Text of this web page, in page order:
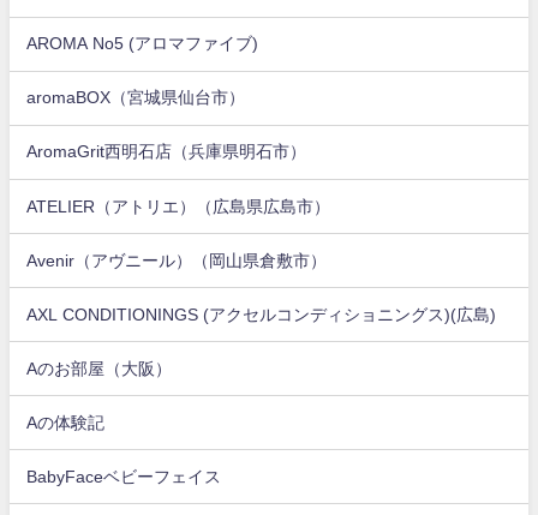
AROMA No5 (アロマファイブ)
aromaBOX（宮城県仙台市）
AromaGrit西明石店（兵庫県明石市）
ATELIER（アトリエ）（広島県広島市）
Avenir（アヴニール）（岡山県倉敷市）
AXL CONDITIONINGS (アクセルコンディショニングス)(広島)
Aのお部屋（大阪）
Aの体験記
BabyFaceベビーフェイス